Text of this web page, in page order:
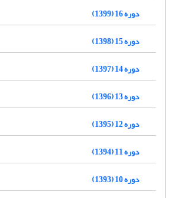
دوره 16 (1399)
دوره 15 (1398)
دوره 14 (1397)
دوره 13 (1396)
دوره 12 (1395)
دوره 11 (1394)
دوره 10 (1393)